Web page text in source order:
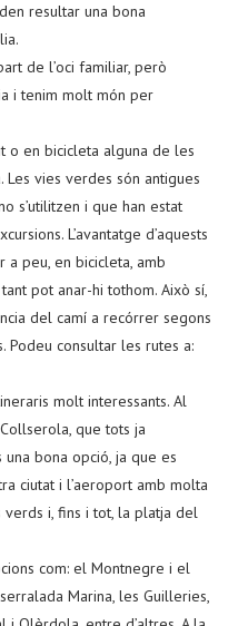
resultar una bona
de l’oci familiar, però
i tenim molt món per
o en bicicleta alguna de les
Les vies verdes són antigues
s’utilitzen i que han estat
L’avantatge d’aquests
a peu, en bicicleta, amb
pot anar-hi tothom. Això sí,
del camí a recórrer segons
Podeu consultar les rutes a:
molt interessants. Al
que tots ja
bona opció, ja que es
ciutat i l’aeroport amb molta
verds i, fins i tot, la platja del
com: el Montnegre i el
Marina, les Guilleries,